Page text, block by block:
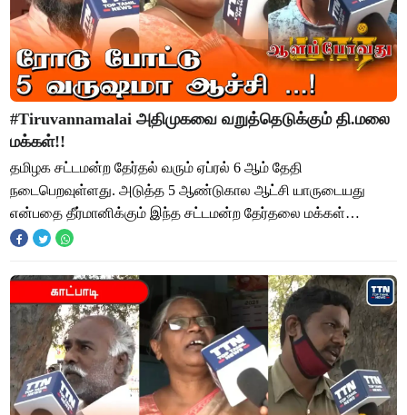
#Tiruvannamalai அதிமுகவை வறுத்தெடுக்கும் தி.மலை
மக்கள்!!
தமிழக சட்டமன்ற தேர்தல் வரும் ஏப்ரல் 6 ஆம் தேதி
நடைபெறவுள்ளது. அடுத்த 5 ஆண்டுகால ஆட்சி யாருடையது
என்பதை தீர்மானிக்கும் இந்த சட்டமன்ற தேர்தலை மக்கள்
பெரிதும் எதிர்நோக்கி காத்து கிடக்கின்றனர். இந்த தேர்